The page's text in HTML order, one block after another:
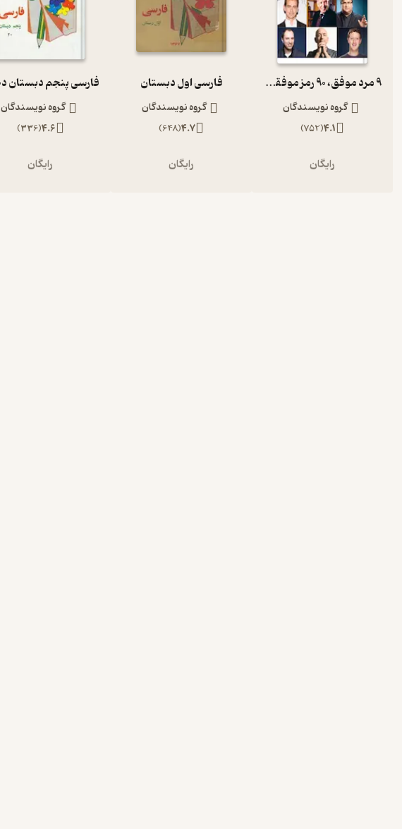
9 مرد موفق، 90 رمز موفقیت
گروه نویسندگان
4.1
(
752
)
رایگان
فارسی اول دبستان
گروه نویسندگان
4.7
(
648
)
رایگان
گروه نویسندگان
4.6
(
336
)
رایگان